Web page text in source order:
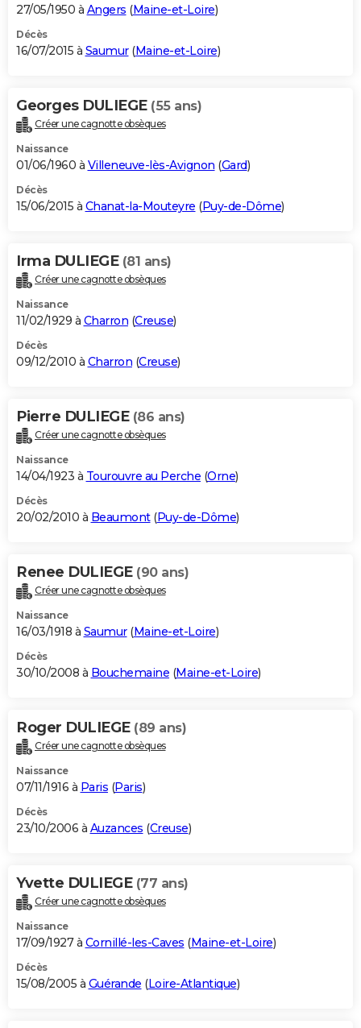
27/05/1950 à Angers (Maine-et-Loire)
Décès
16/07/2015 à Saumur(Maine-et-Loire)
Georges DULIEGE (55 ans)
Créer une cagnotte obsèques
Naissance
01/06/1960 à Villeneuve-lès-Avignon (Gard)
Décès
15/06/2015 à Chanat-la-Mouteyre (Puy-de-Dôme)
Irma DULIEGE (81 ans)
Créer une cagnotte obsèques
Naissance
11/02/1929 à Charron (Creuse)
Décès
09/12/2010 à Charron (Creuse)
Pierre DULIEGE (86 ans)
Créer une cagnotte obsèques
Naissance
14/04/1923 à Tourouvre au Perche (Orne)
Décès
20/02/2010 à Beaumont(Puy-de-Dôme)
Renee DULIEGE (90 ans)
Créer une cagnotte obsèques
Naissance
16/03/1918 à Saumur(Maine-et-Loire)
Décès
30/10/2008 à Bouchemaine (Maine-et-Loire)
Roger DULIEGE (89 ans)
Créer une cagnotte obsèques
Naissance
07/11/1916 à Paris (Paris)
Décès
23/10/2006 à Auzances (Creuse)
Yvette DULIEGE (77 ans)
Créer une cagnotte obsèques
Naissance
17/09/1927 à Cornillé-les-Caves (Maine-et-Loire)
Décès
15/08/2005 à Guérande (Loire-Atlantique)